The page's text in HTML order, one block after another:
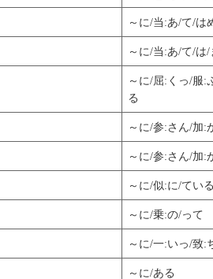
～に/当:あ/て/は
～に/当:あ/て/は
～に/屈:くっ/服:
る
～に/参:さん/加:
～に/参:さん/加:
～に/似:に/てい
～に/乗:の/って
～に/一:いっ/致:
～に/ある